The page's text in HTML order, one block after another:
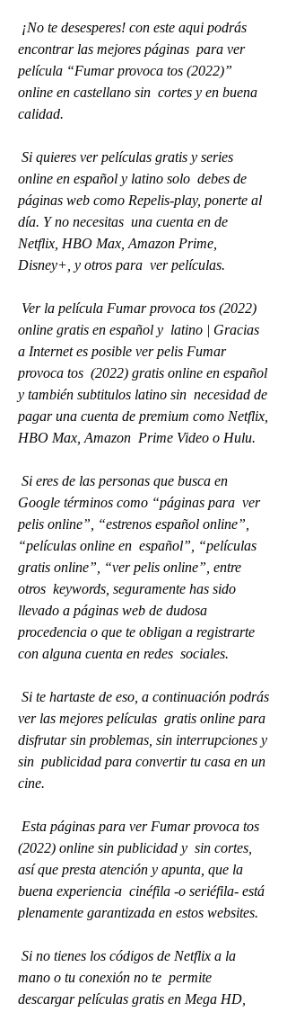
encontrar las mejores páginas  para ver
película “Fumar provoca tos (2022)”
online en castellano sin  cortes y en buena
calidad.
online en español y latino solo  debes de
páginas web como Repelis-play, ponerte al
día. Y no necesitas  una cuenta en de
Netflix, HBO Max, Amazon Prime,
Disney+, y otros para  ver películas.
online gratis en español y  latino | Gracias
a Internet es posible ver pelis Fumar
provoca tos  (2022) gratis online en español
y también subtitulos latino sin  necesidad de
pagar una cuenta de premium como Netflix,
HBO Max, Amazon  Prime Video o Hulu.
Google términos como “páginas para  ver
pelis online”, “estrenos español online”,
“películas online en  español”, “películas
gratis online”, “ver pelis online”, entre
otros  keywords, seguramente has sido
llevado a páginas web de dudosa
procedencia o que te obligan a registrarte
con alguna cuenta en redes  sociales.
ver las mejores películas  gratis online para
disfrutar sin problemas, sin interrupciones y
sin  publicidad para convertir tu casa en un
cine.
(2022) online sin publicidad y  sin cortes,
así que presta atención y apunta, que la
buena experiencia  cinéfila -o seriéfila- está
plenamente garantizada en estos websites.
mano o tu conexión no te  permite
descargar películas gratis en Mega HD,